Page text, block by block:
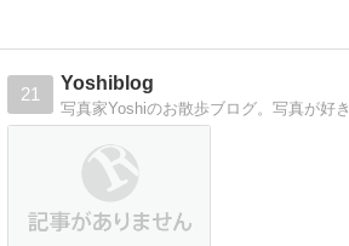
21
Yoshiblog